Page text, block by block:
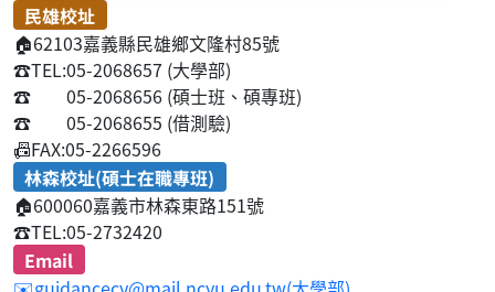
民雄校址
🏠62103嘉義縣民雄鄉文隆村85號
☎️TEL:05-2068657 (大學部)
☎️ 05-2068656 (碩士班、碩專班)
☎️ 05-2068655 (借測驗)
📠FAX:05-2266596
林森校址(碩士在職專班)
🏠600060嘉義市林森東路151號
☎️TEL:05-2732420
Email